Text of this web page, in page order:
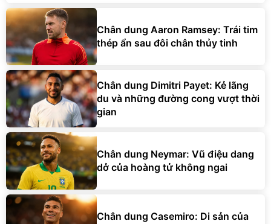
Chân dung Aaron Ramsey: Trái tim
thép ẩn sau đôi chân thủy tinh
Chân dung Dimitri Payet: Kẻ lãng
du và những đường cong vượt thời
gian
Chân dung Neymar: Vũ điệu dang
dở của hoàng tử không ngai
Chân dung Casemiro: Di sản của